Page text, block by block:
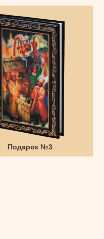
Подарок №3